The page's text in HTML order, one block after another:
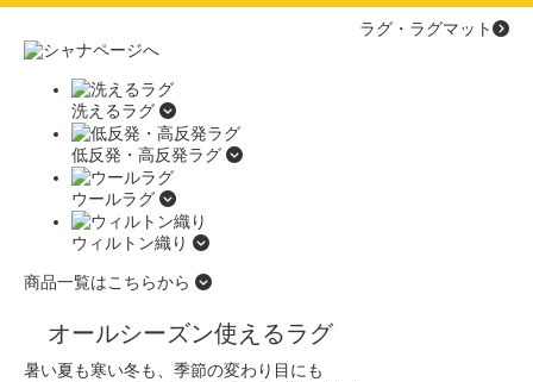
ラグ・ラグマット
洗えるラグ
低反発・高反発ラグ
ウールラグ
ウィルトン織り
商品一覧はこちらから
オールシーズン使えるラグ
暑い夏も寒い冬も、季節の変わり目にも